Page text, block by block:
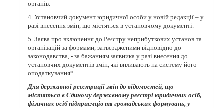
органів.
4. Установчий документ юридичної особи у новій редакції – у
разі внесення змін, що містяться в установчому документі.
5. Заява про включення до Реєстру неприбуткових установ та
організацій за формами, затвердженими відповідно до
законодавства, - за бажанням заявника у разі внесення до
установчих документів змін, які впливають на систему його
оподаткування*.
Для державної реєстрації змін до відомостей, що
містяться в Єдиному державному реєстрі юридичних осіб,
фізичних осіб підприємців та громадських формувань, у